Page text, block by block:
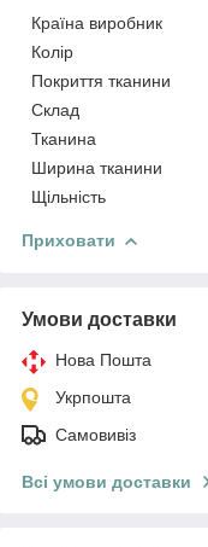
Країна виробник
Колір
Покриття тканини
Склад
Тканина
Ширина тканини
Щільність
Приховати
Умови доставки
Нова Пошта
Укрпошта
Самовивіз
Всі умови доставки